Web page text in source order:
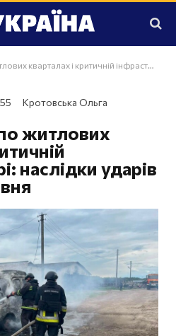
і критичній інфраструктурі: наслідки ударів на ранок 4 червня
Кротовська Ольга
житлових
наслідки ударів